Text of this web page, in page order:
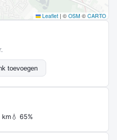
Leaflet | © OSM © CARTO
toevoegen
💧 65%